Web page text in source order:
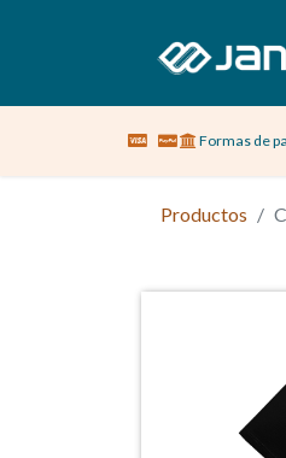
Sobre nosotros
Formas de
Productos